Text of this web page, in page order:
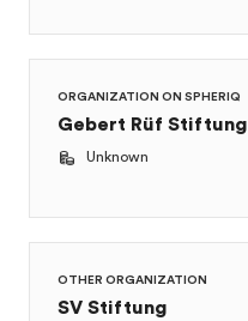
ORGANIZATION ON SPHERIQ
Gebert Rüf Stiftung
Unknown
OTHER ORGANIZATION
SV Stiftung